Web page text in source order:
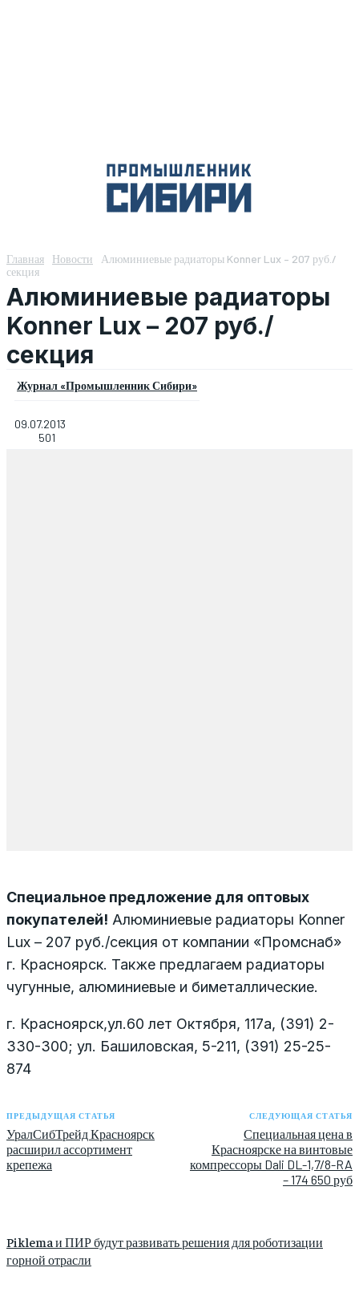
Главная Новости
Алюминиевые радиаторы Konner Lux – 207 руб./
секция
Алюминиевые радиаторы
Konner Lux – 207 руб./
секция
Журнал «Промышленник Сибири»
09.07.2013
501
Специальное предложение для оптовых
покупателей! Алюминиевые радиаторы Konner
Lux – 207 руб./секция от компании «Промснаб»
г. Красноярск. Также предлагаем радиаторы
чугунные, алюминиевые и биметаллические.
г. Красноярск,ул.60 лет Октября, 117а, (391) 2-
330-300; ул. Башиловская, 5-211, (391) 25-25-
874
ПРЕДЫДУЩАЯ СТАТЬЯ
УралСибТрейд Красноярск
расширил ассортимент
крепежа
СЛЕДУЮЩАЯ СТАТЬЯ
Специальная цена в
Красноярске на винтовые
компрессоры Dali DL-1,7/8-RA
– 174 650 руб
Piklema и ПИР будут развивать решения для роботизации
горной отрасли